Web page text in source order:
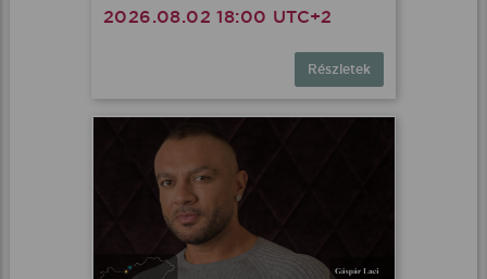
2026.08.02 18:00 UTC+2
Részletek